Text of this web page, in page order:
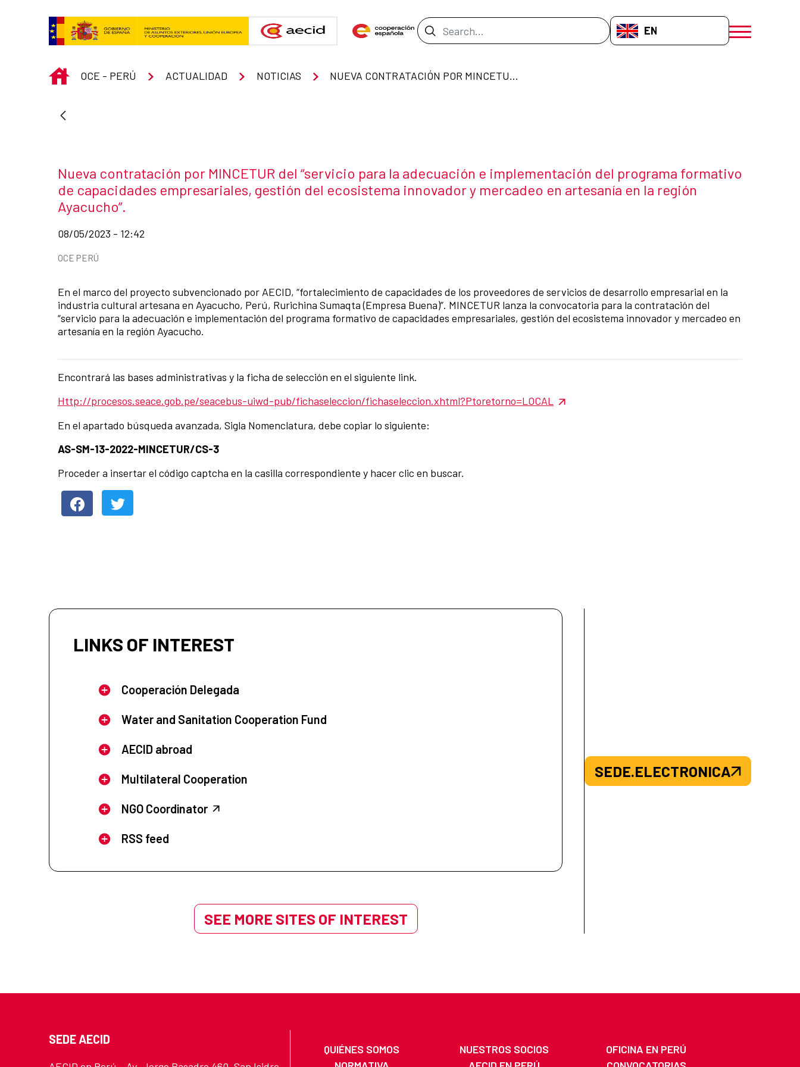
Search Bar EN-GB
menú móvil
INICIO
OCE - PERÚ ACTUALIDAD NOTICIAS NUEVA CONTRATACIÓN POR MINCETUR DEL “SERVICIO PARA LA ADECUACIÓN E IMPLEMENTACIÓN DEL PROGRAMA FORMATIVO DE CAPACIDADES EMPRESARIALES, GESTIÓN DEL ECOSISTEMA INNOVADOR Y MERCADEO EN ARTESANÍA EN LA REGIÓN AYACUCHO”.
News title
Nueva contratación por MINCETUR del “servicio para la adecuación e implementación del programa formativo
de capacidades empresariales, gestión del ecosistema innovador y mercadeo en artesanía en la región
Ayacucho”.
Date of publication of the news item
08/05/2023 - 12:42
News categories
OCE PERÚ
En el marco del proyecto subvencionado por AECID, “fortalecimiento de capacidades de los proveedores de servicios de desarrollo empresarial en la
industria cultural artesana en Ayacucho, Perú, Rurichina Sumaqta (Empresa Buena)”. MINCETUR lanza la convocatoria para la contratación del
“servicio para la adecuación e implementación del programa formativo de capacidades empresariales, gestión del ecosistema innovador y mercadeo en
artesanía en la región Ayacucho.
News content
Encontrará las bases administrativas y la ficha de selección en el siguiente link.
Http://procesos.seace.gob.pe/seacebus-uiwd-pub/fichaseleccion/fichaseleccion.xhtml?Ptoretorno=LOCAL
En el apartado búsqueda avanzada, Sigla Nomenclatura, debe copiar lo siguiente:
AS-SM-13-2022-MINCETUR/CS-3
Proceder a insertar el código captcha en la casilla correspondiente y hacer clic en buscar.
LINKS OF INTEREST
Cooperación Delegada
Water and Sanitation Cooperation Fund
AECID abroad
Multilateral Cooperation
NGO Coordinator
RSS feed
SEE MORE SITES OF INTEREST
SEDE.ELECTRONICA
SEDE AECID
QUIÉNES SOMOS NUESTROS SOCIOS
OFICINA EN PERÚ